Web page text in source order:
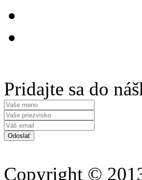
Pridajte sa do
Copyright ©